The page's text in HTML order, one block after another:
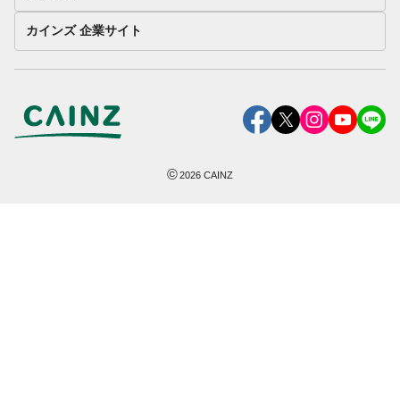
カインズ 企業サイト
©2026 CAINZ